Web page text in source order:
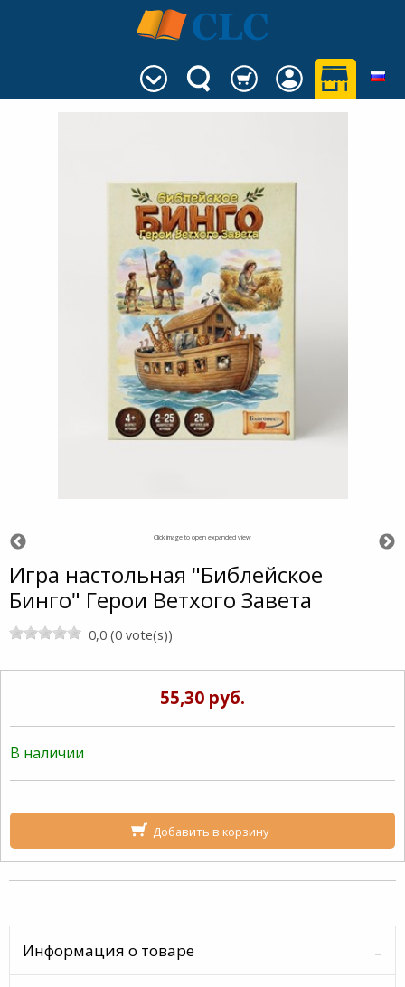
Click image to open expanded view
Игра настольная "Библейское
Бинго" Герои Ветхого Завета
0,0 (0 vote(s))
55,30 руб.
В наличии
Добавить в корзину
Информация о товаре